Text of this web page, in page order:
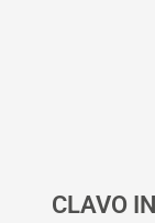
CLAVO